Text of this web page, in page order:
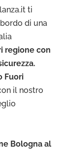
ti
di una
regione con
Fuori
il nostro
Bologna al